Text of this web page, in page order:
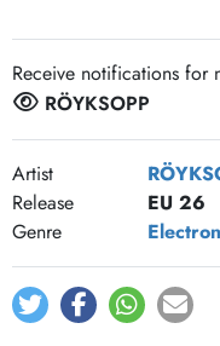
Receive notifications for
RÖYKSOPP
Artist
Release
EU 26
Genre